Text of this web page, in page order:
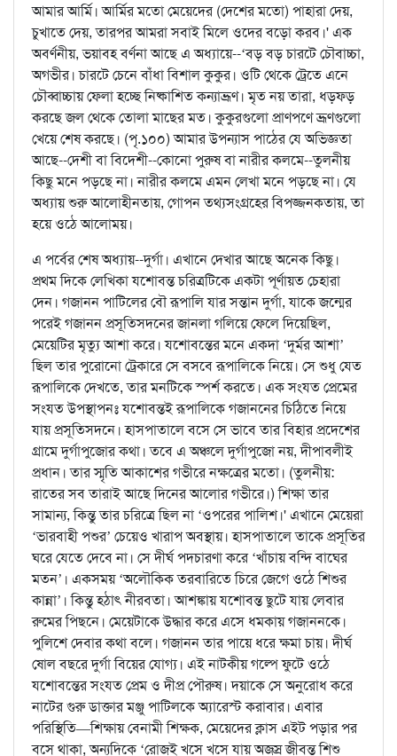
আমার আর্মি। আর্মির মতো মেয়েদের (দেশের মতো) পাহারা দেয়,
চুখাতে দেয়, তারপর আমরা সবাই মিলে ওদের বড়ো করব।' এক
অবর্ণনীয়, ভয়াবহ বর্ণনা আছে এ অধ্যায়ে--‘বড় বড় চারটে চৌবাচ্চা,
অগভীর। চারটে চেনে বাঁধা বিশাল কুকুর। ওটি থেকে ট্রেতে এনে
চৌব্বাচ্চায় ফেলা হচ্ছে নিষ্কাশিত কন্যাভ্রূণ। মৃত নয় তারা, ধড়ফড়
করছে জল থেকে তোলা মাছের মত। কুকুরগুলো প্রাণপণে ভ্রূণগুলো
খেয়ে শেষ করছে। (পৃ.১০০) আমার উপন্যাস পাঠের যে অভিজ্ঞতা
আছে--দেশী বা বিদেশী--কোনো পুরুষ বা নারীর কলমে--তুলনীয়
কিছু মনে পড়ছে না। নারীর কলমে এমন লেখা মনে পড়ছে না। যে
অধ্যায় শুরু আলোহীনতায়, গোপন তথ্যসংগ্রহের বিপজ্জনকতায়, তা
হয়ে ওঠে আলোময়।
এ পর্বের শেষ অধ্যায়--দুর্গা। এখানে দেখার আছে অনেক কিছু।
প্রথম দিকে লেখিকা যশোবন্ত চরিত্রটিকে একটা পূর্ণায়ত চেহারা
দেন। গজানন পাটিলের বৌ রূপালি যার সন্তান দুর্গা, যাকে জন্মের
পরেই গজানন প্রসূতিসদনের জানলা গলিয়ে ফেলে দিয়েছিল,
মেয়েটির মৃত্যু আশা করে। যশোবন্তের মনে একদা ‘দুর্মর আশা’
ছিল তার পুরোনো ট্রেকারে সে বসবে রূপালিকে নিয়ে। সে শুধু যেত
রূপালিকে দেখতে, তার মনটিকে স্পর্শ করতে। এক সংযত প্রেমের
সংযত উপস্থাপনঃ যশোবন্তই রূপালিকে গজাননের চিঠিতে নিয়ে
যায় প্রসূতিসদনে। হাসপাতালে বসে সে ভাবে তার বিহার প্রদেশের
গ্রামে দুর্গাপুজোর কথা। তবে এ অঞ্চলে দুর্গাপুজো নয়, দীপাবলীই
প্রধান। তার স্মৃতি আকাশের গভীরে নক্ষত্রের মতো। (তুলনীয়:
রাতের সব তারাই আছে দিনের আলোর গভীরে।) শিক্ষা তার
সামান্য, কিন্তু তার চরিত্রে ছিল না ‘ওপরের পালিশ।' এখানে মেয়েরা
‘ভারবাহী পশুর’ চেয়েও খারাপ অবস্থায়। হাসপাতালে তাকে প্রসূতির
ঘরে যেতে দেবে না। সে দীর্ঘ পদচারণা করে ‘খাঁচায় বন্দি বাঘের
মতন’। একসময় ‘অলৌকিক তরবারিতে চিরে জেগে ওঠে শিশুর
কান্না’। কিন্তু হঠাৎ নীরবতা। আশঙ্কায় যশোবন্ত ছুটে যায় লেবার
রুমের পিছনে। মেয়েটাকে উদ্ধার করে এসে ধমকায় গজাননকে।
পুলিশে দেবার কথা বলে। গজানন তার পায়ে ধরে ক্ষমা চায়। দীর্ঘ
ষোল বছরে দুর্গা বিয়ের যোগ্য। এই নাটকীয় গল্পে ফুটে ওঠে
যশোবন্তের সংযত প্রেম ও দীপ্র পৌরুষ। দয়াকে সে অনুরোধ করে
নাটের গুরু ডাক্তার মঞ্জু পাটিলকে অ্যারেস্ট করাবার। এবার
পরিস্থিতি—শিক্ষায় বেনামী শিক্ষক, মেয়েদের ক্লাস এইট পড়ার পর
বসে থাকা, অন্যদিকে ‘রোজই খসে খসে যায় অজস্র জীবন্ত শিশু